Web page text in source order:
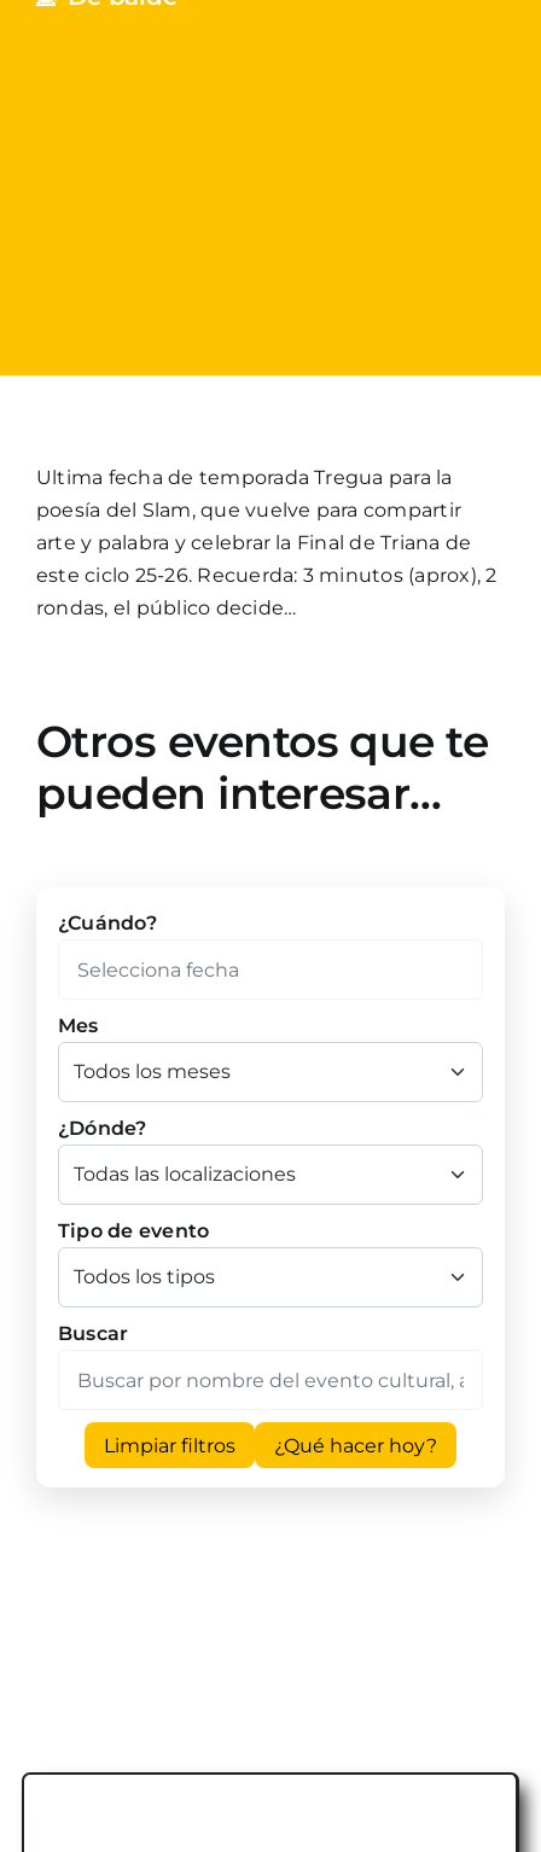
Ultima fecha de temporada Tregua para la
poesía del Slam, que vuelve para compartir
arte y palabra y celebrar la Final de Triana de
este ciclo 25-26. Recuerda: 3 minutos (aprox), 2
rondas, el público decide…
Otros eventos que te
pueden interesar…
¿Cuándo?
Mes
¿Dónde?
Tipo de evento
Buscar
Limpiar filtros ¿Qué hacer hoy?